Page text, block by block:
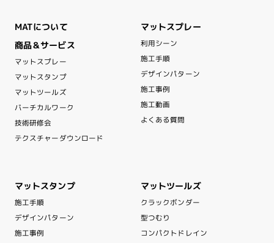
MATについて
商品＆サービス
マットスプレー
マットスタンプ
マットツールズ
バーチカルワーク
技術研修会
テクスチャーダウンロード
マットスプレー
利用シーン
施工手順
デザインパターン
施工事例
施工動画
よくある質問
マットスタンプ
施工手順
デザインパターン
施工事例
マットツールズ
クラックボンダー
型つむり
コンパクトドレイン